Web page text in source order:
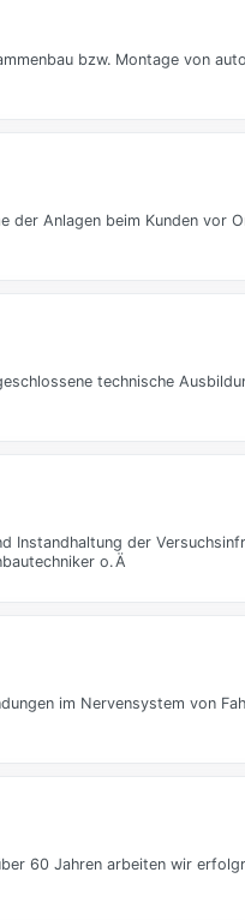
bzw. Montage von
der Anlagen beim Kunden vor
technische
Instandhaltung der
o. Ä
im Nervensystem von
60 Jahren arbeiten wir